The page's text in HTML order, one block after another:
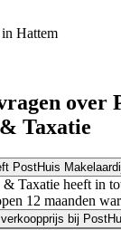
Hattem
over
Taxatie
PostHuis
Taxatie heeft in
12 maanden
bij